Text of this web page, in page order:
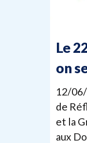
Le
on
12/06/
de
et la
aux